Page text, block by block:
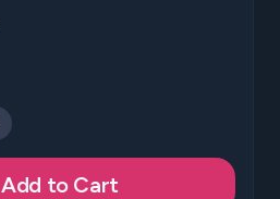
Add to Cart